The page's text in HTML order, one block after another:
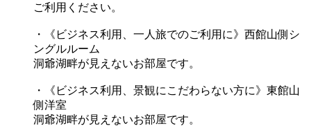
ご利用ください。
・《ビジネス利用、一人旅でのご利用に》西館山側シ
ングルルーム
洞爺湖畔が見えないお部屋です。
・《ビジネス利用、景観にこだわらない方に》東館山
側洋室
洞爺湖畔が見えないお部屋です。